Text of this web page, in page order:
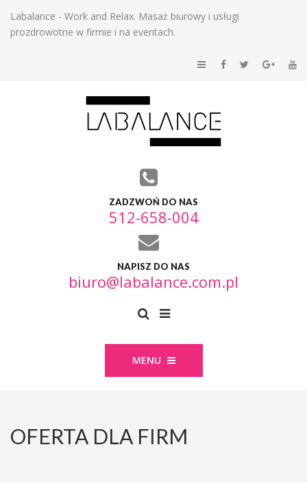
Labalance - Work and Relax. Masaż biurowy i usługi
prozdrowotne w firmie i na eventach.
ZADZWOŃ DO NAS
512-658-004
NAPISZ DO NAS
biuro@labalance.com.pl
MENU
OFERTA DLA FIRM